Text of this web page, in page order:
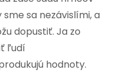
sa nezávislími, a
dopustiť. Ja zo
ľudí
hodnoty.